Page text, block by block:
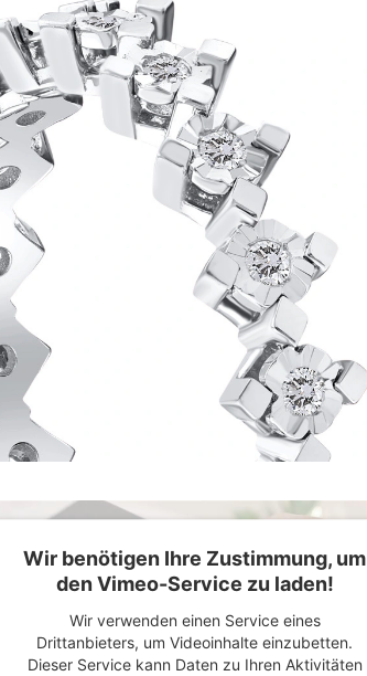
Wir benötigen Ihre Zustimmung, um
den Vimeo-Service zu laden!
Wir verwenden einen Service eines
Drittanbieters, um Videoinhalte einzubetten.
Dieser Service kann Daten zu Ihren Aktivitäten